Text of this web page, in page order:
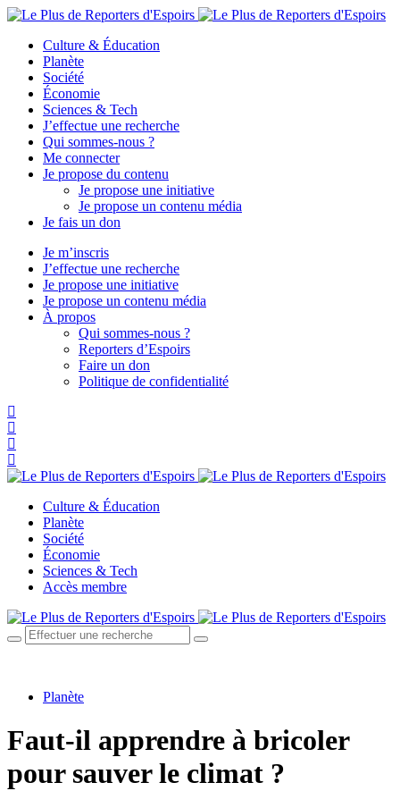
Culture & Éducation
Planète
Société
Économie
Sciences & Tech
J’effectue une recherche
Qui sommes-nous ?
Me connecter
Je propose du contenu
Je propose une initiative
Je propose un contenu média
Je fais un don
Je m’inscris
J’effectue une recherche
Je propose une initiative
Je propose un contenu média
À propos
Qui sommes-nous ?
Reporters d’Espoirs
Faire un don
Politique de confidentialité
Culture & Éducation
Planète
Société
Économie
Sciences & Tech
Accès membre
Planète
Faut-il apprendre à bricoler
pour sauver le climat ?